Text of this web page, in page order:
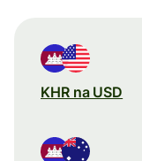
KHR na USD